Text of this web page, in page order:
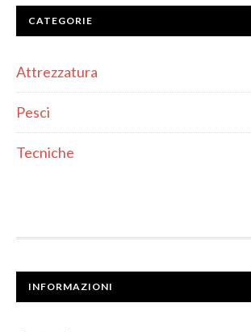
CATEGORIE
Attrezzatura
Pesci
Tecniche
INFORMAZIONI